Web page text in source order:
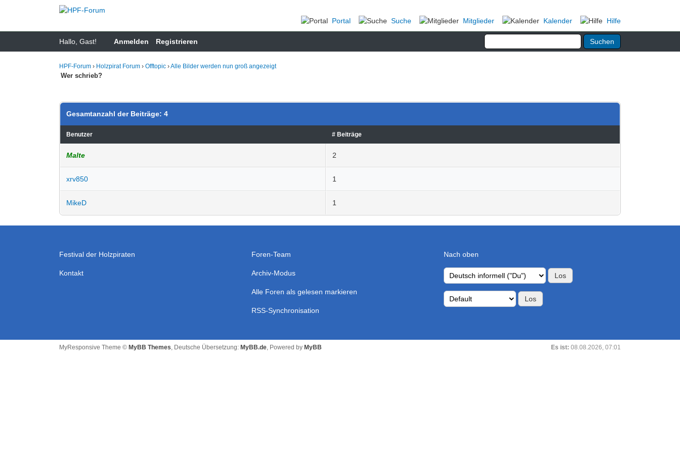
Portal Suche Mitglieder Kalender Hilfe
Hallo, Gast! Anmelden Registrieren
HPF-Forum › Holzpirat Forum › Offtopic ›Alle Bilder werden nun groß angezeigt
Wer schrieb?
Gesamtanzahl der Beiträge: 4
Benutzer # Beiträge
Malte 2
xrv850 1
MikeD 1
Festival der Holzpiraten
Kontakt
Foren-Team
Archiv-Modus
Alle Foren als gelesen markieren
RSS-Synchronisation
Nach oben
MyResponsive Theme © MyBB Themes, Deutsche Übersetzung: MyBB.de, Powered by MyBB Es ist: 08.08.2026, 07:01